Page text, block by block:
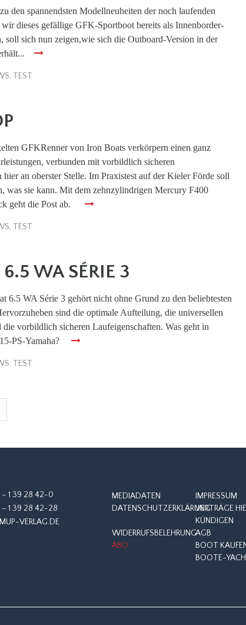
den spannendsten Modellneuheiten der noch laufenden
dieses gefällige GFK-Sportboot bereits als Innenborder-
soll sich nun zeigen,wie sich die Outboard-Version in der
, TEST
GFKRenner von Iron Boats verkörpern einen ganz
verbunden mit vorbildlich sicheren
hier an oberster Stelle. Im Praxistest auf der Kieler Förde soll
was sie kann. Mit dem zehnzylindrigen Mercury F400
geht die Post ab.
, TEST
WA SÉRIE 3
6.5 WA Série 3 gehört nicht ohne Grund zu den beliebtesten
sind die optimale Aufteilung, die universellen
vorbildlich sicheren Laufeigenschaften. Was geht in
PS-Yamaha?
, TEST
1 39 28 42-0
1 39 28 42-28
VERLAG.DE
MEDIADATEN
IMPRESSUM
DATENSCHUTZERKLÄRUNGVERTRÄGE
KÜNDIGEN
WIDERRUFSBELEHRUNGAGB
ABO
BOOT
BOOTE-